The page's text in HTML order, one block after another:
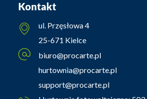
Kontakt
ul. Przęsłowa 4
25-671 Kielce
biuro@procarte.pl
hurtownia@procarte.pl
support@procarte.pl